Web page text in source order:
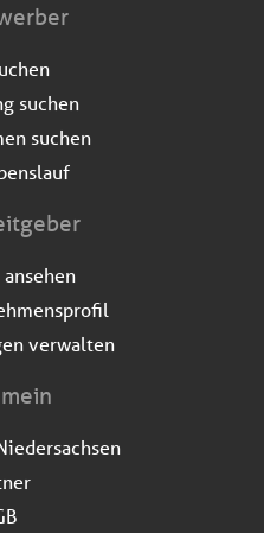
suchen
suchen
verwalten